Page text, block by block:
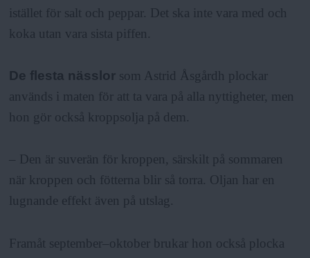
istället för salt och peppar. Det ska inte vara med och
koka utan vara sista piffen.
De flesta nässlor som Astrid Åsgårdh plockar
används i maten för att ta vara på alla nyttigheter, men
hon gör också kroppsolja på dem.
– Den är suverän för kroppen, särskilt på sommaren
när kroppen och fötterna blir så torra. Oljan har en
lugnande effekt även på utslag.
Framåt september–oktober brukar hon också plocka